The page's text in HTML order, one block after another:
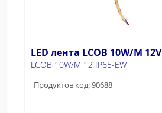
LED лента LCOB 10W/M 12V
LCOB 10W/M 12 IP65-EW
Продуктов код: 90688